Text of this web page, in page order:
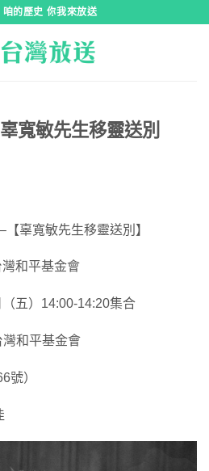
咱的歷史 你我來放送
寬敏先生移靈送別
辜寬敏先生移靈送別】
和平基金會
五）14:00-14:20集合
和平基金會
號）